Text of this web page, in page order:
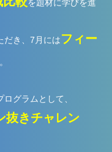
を題材に学びを進
だき、7月にはフィー
。
グラムとして、
抜きチャレン